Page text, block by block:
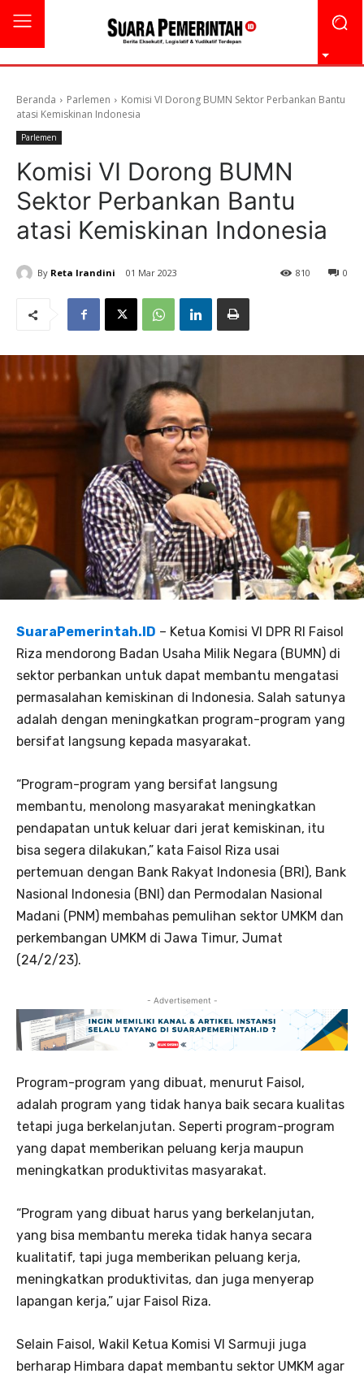
Beranda Parlemen
Komisi VI Dorong BUMN Sektor Perbankan Bantu
atasi Kemiskinan Indonesia
Parlemen
Komisi VI Dorong BUMN
Sektor Perbankan Bantu
atasi Kemiskinan Indonesia
By Reta Irandini 01 Mar 2023 0
810
SuaraPemerintah.ID – Ketua Komisi VI DPR RI Faisol
Riza mendorong Badan Usaha Milik Negara (BUMN) di
sektor perbankan untuk dapat membantu mengatasi
permasalahan kemiskinan di Indonesia. Salah satunya
adalah dengan meningkatkan program-program yang
bersifat langsung kepada masyarakat.
“Program-program yang bersifat langsung
membantu, menolong masyarakat meningkatkan
pendapatan untuk keluar dari jerat kemiskinan, itu
bisa segera dilakukan,” kata Faisol Riza usai
pertemuan dengan Bank Rakyat Indonesia (BRI), Bank
Nasional Indonesia (BNI) dan Permodalan Nasional
Madani (PNM) membahas pemulihan sektor UMKM dan
perkembangan UMKM di Jawa Timur, Jumat
(24/2/23).
- Advertisement -
Program-program yang dibuat, menurut Faisol,
adalah program yang tidak hanya baik secara kualitas
tetapi juga berkelanjutan. Seperti program-program
yang dapat memberikan peluang kerja maupun
meningkatkan produktivitas masyarakat.
“Program yang dibuat harus yang berkelanjutan,
yang bisa membantu mereka tidak hanya secara
kualitatif, tapi juga memberikan peluang kerja,
meningkatkan produktivitas, dan juga menyerap
lapangan kerja,” ujar Faisol Riza.
Selain Faisol, Wakil Ketua Komisi VI Sarmuji juga
berharap Himbara dapat membantu sektor UMKM agar